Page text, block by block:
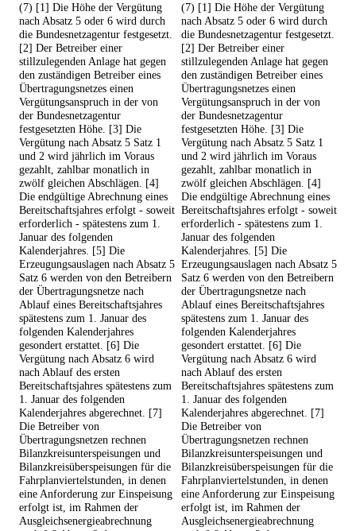
(7) [1] Die Höhe der Vergütung
nach Absatz 5 oder 6 wird durch
die Bundesnetzagentur festgesetzt.
[2] Der Betreiber einer
stillzulegenden Anlage hat gegen
den zuständigen Betreiber eines
Übertragungsnetzes einen
Vergütungsanspruch in der von
der Bundesnetzagentur
festgesetzten Höhe. [3] Die
Vergütung nach Absatz 5 Satz 1
und 2 wird jährlich im Voraus
gezahlt, zahlbar monatlich in
zwölf gleichen Abschlägen. [4]
Die endgültige Abrechnung eines
Bereitschaftsjahres erfolgt - soweit
erforderlich - spätestens zum 1.
Januar des folgenden
Kalenderjahres. [5] Die
Erzeugungsauslagen nach Absatz 5
Satz 6 werden von den Betreibern
der Übertragungsnetze nach
Ablauf eines Bereitschaftsjahres
spätestens zum 1. Januar des
folgenden Kalenderjahres
gesondert erstattet. [6] Die
Vergütung nach Absatz 6 wird
nach Ablauf des ersten
Bereitschaftsjahres spätestens zum
1. Januar des folgenden
Kalenderjahres abgerechnet. [7]
Die Betreiber von
Übertragungsnetzen rechnen
Bilanzkreisunterspeisungen und
Bilanzkreisüberspeisungen für die
Fahrplanviertelstunden, in denen
eine Anforderung zur Einspeisung
erfolgt ist, im Rahmen der
Ausgleichsenergieabrechnung
(7) [1] Die Höhe der Vergütung
nach Absatz 5 oder 6 wird durch
die Bundesnetzagentur festgesetzt.
[2] Der Betreiber einer
stillzulegenden Anlage hat gegen
den zuständigen Betreiber eines
Übertragungsnetzes einen
Vergütungsanspruch in der von
der Bundesnetzagentur
festgesetzten Höhe. [3] Die
Vergütung nach Absatz 5 Satz 1
und 2 wird jährlich im Voraus
gezahlt, zahlbar monatlich in
zwölf gleichen Abschlägen. [4]
Die endgültige Abrechnung eines
Bereitschaftsjahres erfolgt - soweit
erforderlich - spätestens zum 1.
Januar des folgenden
Kalenderjahres. [5] Die
Erzeugungsauslagen nach Absatz 5
Satz 6 werden von den Betreibern
der Übertragungsnetze nach
Ablauf eines Bereitschaftsjahres
spätestens zum 1. Januar des
folgenden Kalenderjahres
gesondert erstattet. [6] Die
Vergütung nach Absatz 6 wird
nach Ablauf des ersten
Bereitschaftsjahres spätestens zum
1. Januar des folgenden
Kalenderjahres abgerechnet. [7]
Die Betreiber von
Übertragungsnetzen rechnen
Bilanzkreisunterspeisungen und
Bilanzkreisüberspeisungen für die
Fahrplanviertelstunden, in denen
eine Anforderung zur Einspeisung
erfolgt ist, im Rahmen der
Ausgleichsenergieabrechnung